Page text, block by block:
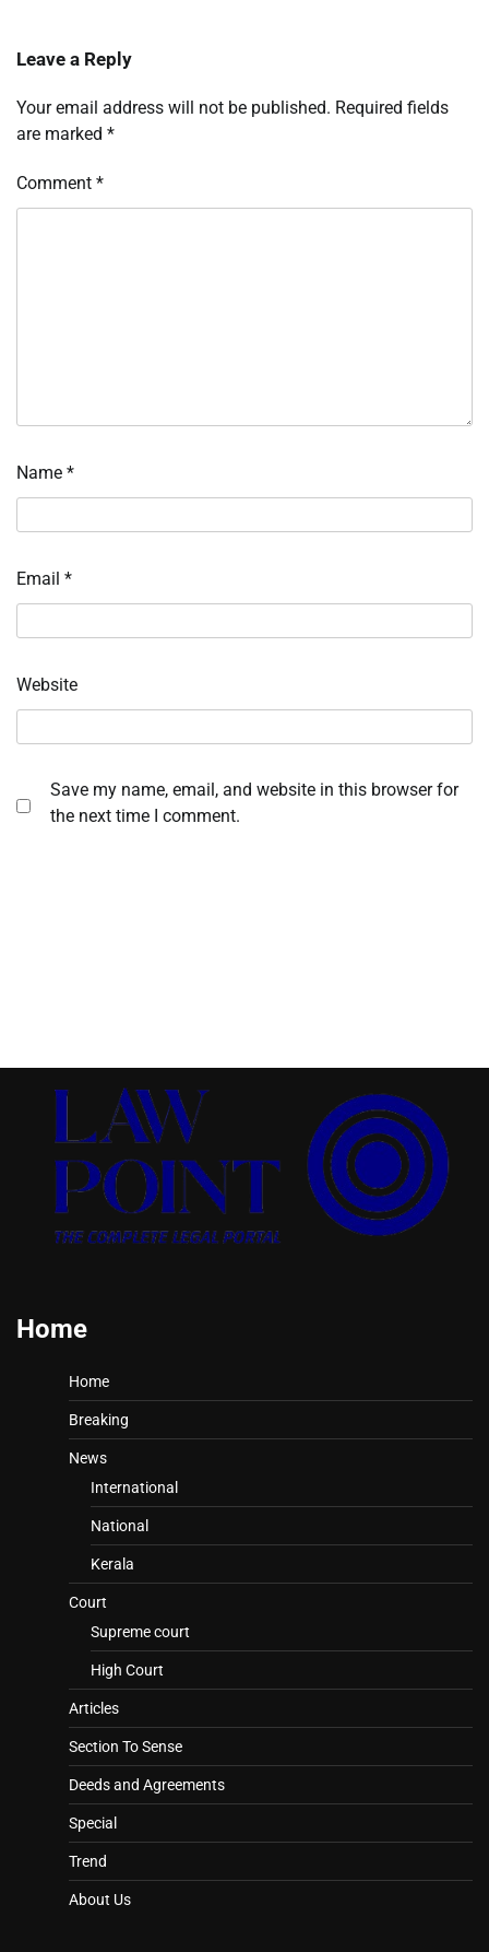
Leave a Reply
Your email address will not be published. Required fields
are marked *
Comment *
Name *
Email *
Website
Save my name, email, and website in this browser for
the next time I comment.
Home
Home
Breaking
News
International
National
Kerala
Court
Supreme court
High Court
Articles
Section To Sense
Deeds and Agreements
Special
Trend
About Us